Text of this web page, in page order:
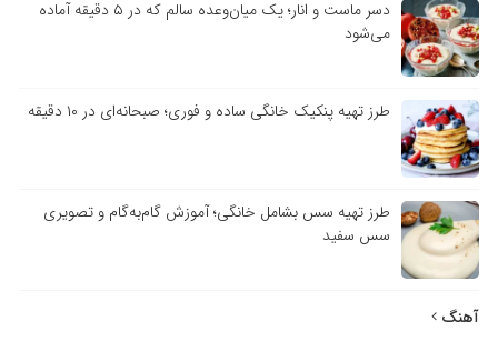
دسر ماست و انار؛ یک میان‌وعده سالم که در ۵ دقیقه آماده
می‌شود
طرز تهیه پنکیک خانگی ساده و فوری؛ صبحانه‌ای در ۱۰ دقیقه
طرز تهیه سس بشامل خانگی؛ آموزش گام‌به‌گام و تصویری
سس سفید